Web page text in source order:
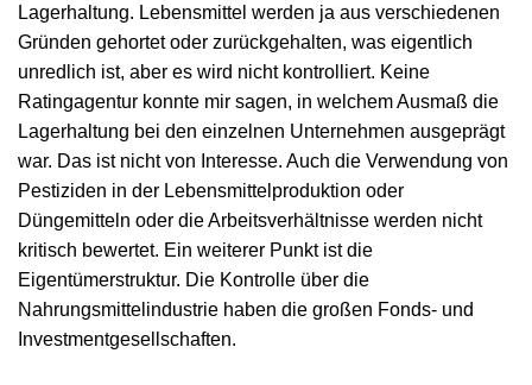
Lagerhaltung. Lebensmittel werden ja aus verschiedenen
Gründen gehortet oder zurückgehalten, was eigentlich
unredlich ist, aber es wird nicht kontrolliert. Keine
Ratingagentur konnte mir sagen, in welchem Ausmaß die
Lagerhaltung bei den einzelnen Unternehmen ausgeprägt
war. Das ist nicht von Interesse. Auch die Verwendung von
Pestiziden in der Lebensmittelproduktion oder
Düngemitteln oder die Arbeitsverhältnisse werden nicht
kritisch bewertet. Ein weiterer Punkt ist die
Eigentümerstruktur. Die Kontrolle über die
Nahrungsmittelindustrie haben die großen Fonds- und
Investmentgesellschaften.